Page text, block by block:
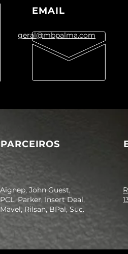
EMAIL
geral@mbpalma.com
PARCEIROS
Aignep, John Guest,
PCL, Parker, Insert Deal,
Mavel, Rilsan, BPal, Suc.